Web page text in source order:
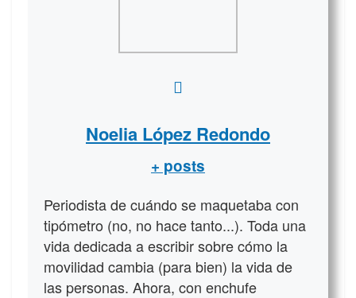
Noelia López Redondo
+ posts
Periodista de cuándo se maquetaba con
tipómetro (no, no hace tanto...). Toda una
vida dedicada a escribir sobre cómo la
movilidad cambia (para bien) la vida de
las personas. Ahora, con enchufe